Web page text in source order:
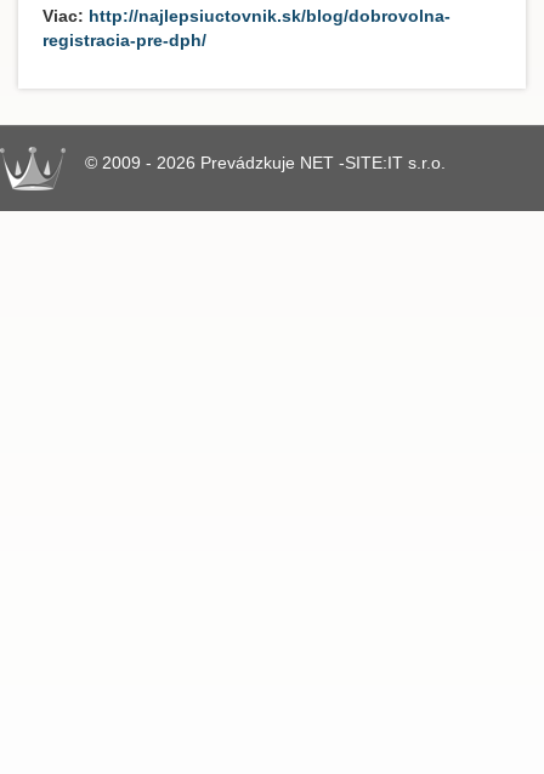
Viac: http://najlepsiuctovnik.sk/blog/dobrovolna-
registracia-pre-dph/
© 2009 - 2026 Prevádzkuje NET -SITE:IT s.r.o.